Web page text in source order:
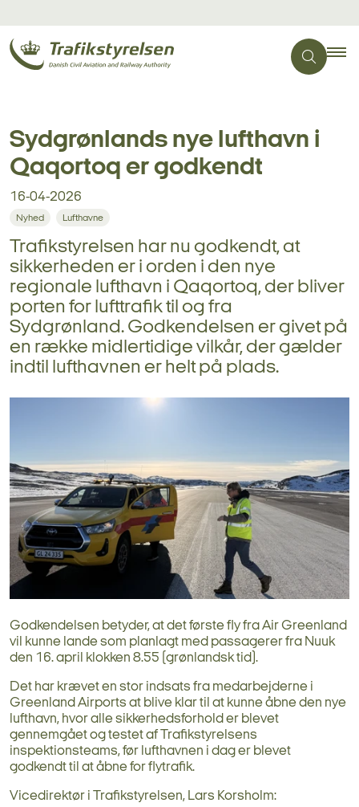
Sydgrønlands nye lufthavn i
Qaqortoq er godkendt
16-04-2026
Nyhed Lufthavne
Trafikstyrelsen har nu godkendt, at
sikkerheden er i orden i den nye
regionale lufthavn i Qaqortoq, der bliver
porten for lufttrafik til og fra
Sydgrønland. Godkendelsen er givet på
en række midlertidige vilkår, der gælder
indtil lufthavnen er helt på plads.
Godkendelsen betyder, at det første fly fra Air Greenland
vil kunne lande som planlagt med passagerer fra Nuuk
den 16. april klokken 8.55 (grønlandsk tid).
Det har krævet en stor indsats fra medarbejderne i
Greenland Airports at blive klar til at kunne åbne den nye
lufthavn, hvor alle sikkerhedsforhold er blevet
gennemgået og testet af Trafikstyrelsens
inspektionsteams, før lufthavnen i dag er blevet
godkendt til at åbne for flytrafik.
Vicedirektør i Trafikstyrelsen, Lars Korsholm: